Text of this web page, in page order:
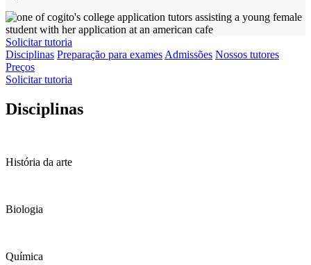
Solicitar tutoria
Disciplinas Preparação para exames Admissões Nossos tutores
Preços
Solicitar tutoria
Disciplinas
História da arte
Biologia
Química